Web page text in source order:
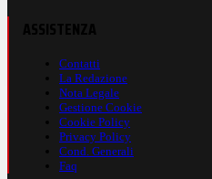
Contatti
La Redazione
Nota Legale
Gestione Cookie
Cookie Policy
Privacy Policy
Cond. Generali
Faq